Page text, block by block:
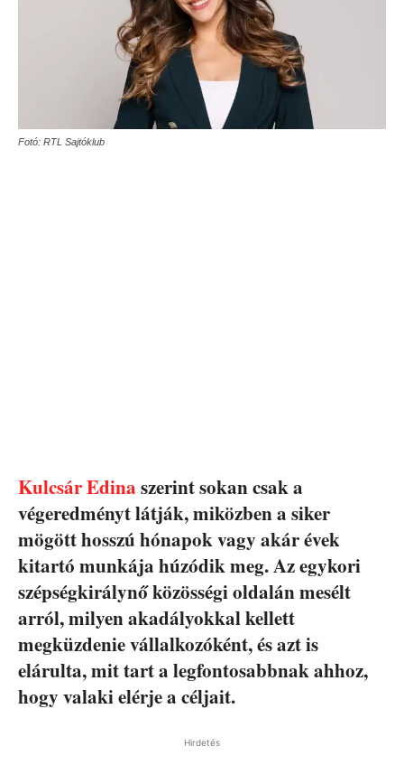
Fotó: RTL Sajtóklub
Kulcsár Edina szerint sokan csak a
végeredményt látják, miközben a siker
mögött hosszú hónapok vagy akár évek
kitartó munkája húzódik meg. Az egykori
szépségkirálynő közösségi oldalán mesélt
arról, milyen akadályokkal kellett
megküzdenie vállalkozóként, és azt is
elárulta, mit tart a legfontosabbnak ahhoz,
hogy valaki elérje a céljait.
Hirdetés